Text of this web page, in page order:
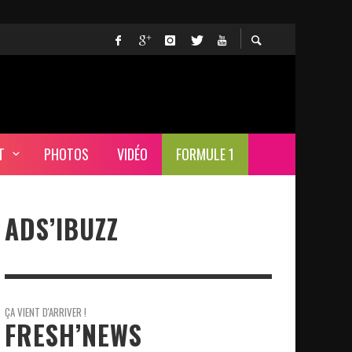
PHOTOS VIDÉO FORMULE 1
ADS’IBUZZ
ÇA VIENT D'ARRIVER !
FRESH’NEWS